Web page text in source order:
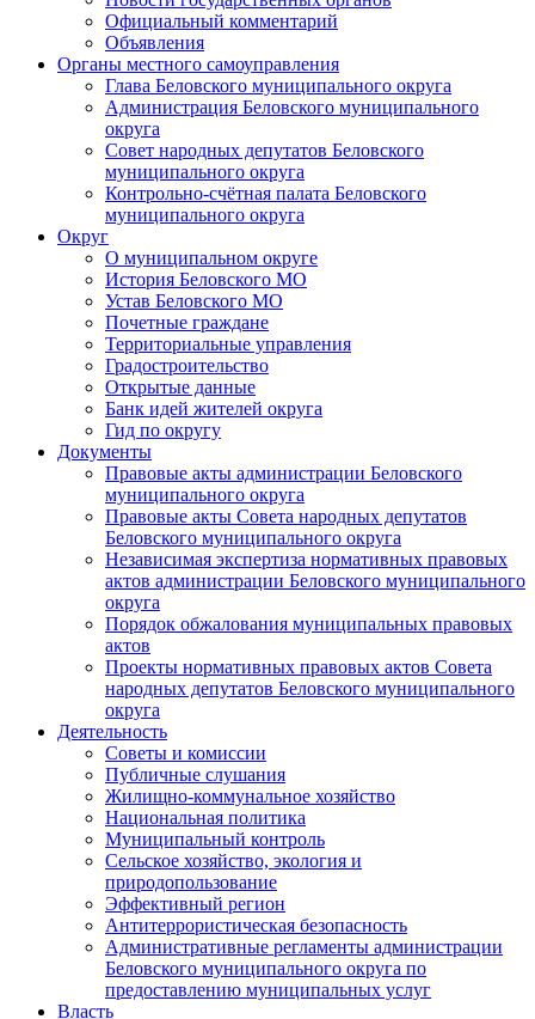
Официальный комментарий
Объявления
Органы местного самоуправления
Глава Беловского муниципального округа
Администрация Беловского муниципального
округа
Совет народных депутатов Беловского
муниципального округа
Контрольно-счётная палата Беловского
муниципального округа
Округ
О муниципальном округе
История Беловского МО
Устав Беловского МО
Почетные граждане
Территориальные управления
Градостроительство
Открытые данные
Банк идей жителей округа
Гид по округу
Документы
Правовые акты администрации Беловского
муниципального округа
Правовые акты Совета народных депутатов
Беловского муниципального округа
Независимая экспертиза нормативных правовых
актов администрации Беловского муниципального
округа
Порядок обжалования муниципальных правовых
актов
Проекты нормативных правовых актов Совета
народных депутатов Беловского муниципального
округа
Деятельность
Советы и комиссии
Публичные слушания
Жилищно-коммунальное хозяйство
Национальная политика
Муниципальный контроль
Сельское хозяйство, экология и
природопользование
Эффективный регион
Антитеррористическая безопасность
Административные регламенты администрации
Беловского муниципального округа по
предоставлению муниципальных услуг
Власть